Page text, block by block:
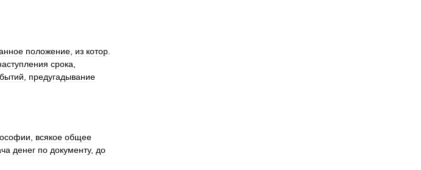
положение из котор
срока
предугадывание
всякое общее
денег по документу, до